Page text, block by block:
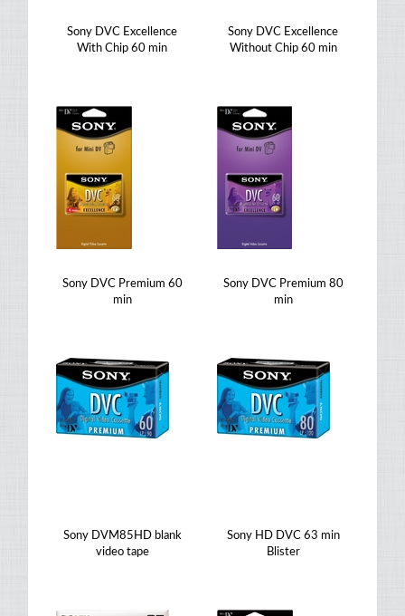
Sony DVC Excellence
With Chip 60 min
Sony DVC Excellence
Without Chip 60 min
Sony DVC Premium 60
min
Sony DVC Premium 80
min
Sony DVM85HD blank
video tape
Sony HD DVC 63 min
Blister